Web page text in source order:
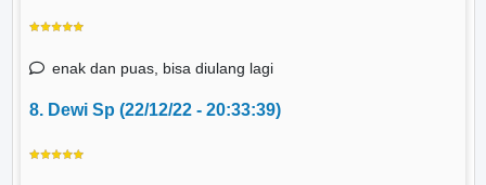
enak dan puas, bisa diulang lagi
8. Dewi Sp (22/12/22 - 20:33:39)